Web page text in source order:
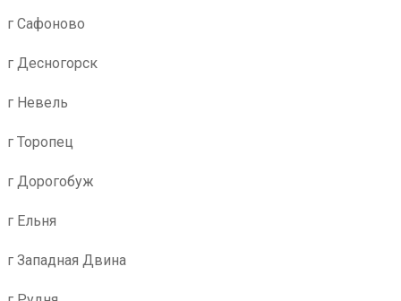
г Сафоново
г Десногорск
г Невель
г Торопец
г Дорогобуж
г Ельня
г Западная Двина